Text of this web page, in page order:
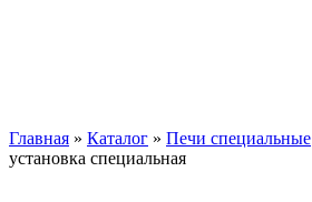
Главная » Каталог » Печи специальные
установка специальная